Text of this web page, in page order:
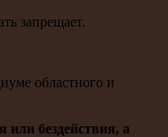
запрещает.
областного и
или бездействия, а